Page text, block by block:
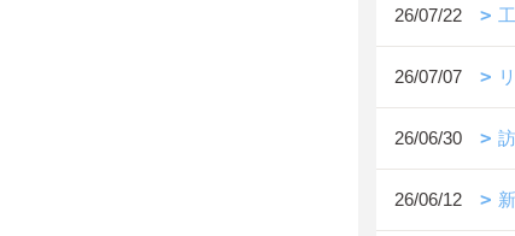
26/07/22
26/07/07
26/06/30
26/06/12